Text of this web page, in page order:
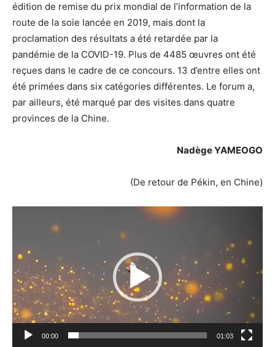
édition de remise du prix mondial de l’information de la
route de la soie lancée en 2019, mais dont la
proclamation des résultats a été retardée par la
pandémie de la COVID-19. Plus de 4485 œuvres ont été
reçues dans le cadre de ce concours. 13 d’entre elles ont
été primées dans six catégories différentes. Le forum a,
par ailleurs, été marqué par des visites dans quatre
provinces de la Chine.
Nadège YAMEOGO
(De retour de Pékin, en Chine)
Lecteur
00:00 01:03